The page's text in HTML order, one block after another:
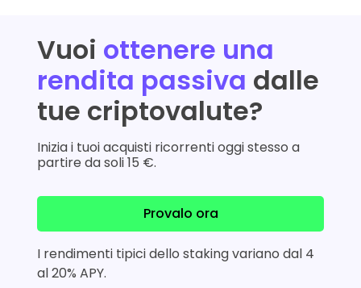
Vuoi ottenere una
rendita passiva dalle
tue criptovalute?
Inizia i tuoi acquisti ricorrenti oggi stesso a
partire da soli 15 €.
Provalo ora
I rendimenti tipici dello staking variano dal 4
al 20% APY.